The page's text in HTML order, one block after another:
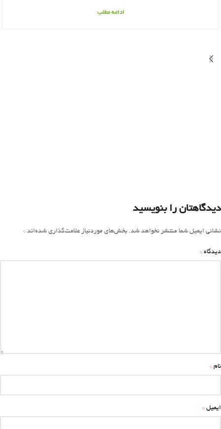
ادامه مطلب
دیدگاهتان را بنویسید
نشانی ایمیل شما منتشر نخواهد شد. بخش‌های موردنیاز علامت‌گذاری شده‌اند *
دیدگاه *
نام *
ایمیل *